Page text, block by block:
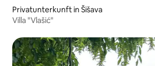
Privatunterkunft in Šišava
Villa "Vlašić"